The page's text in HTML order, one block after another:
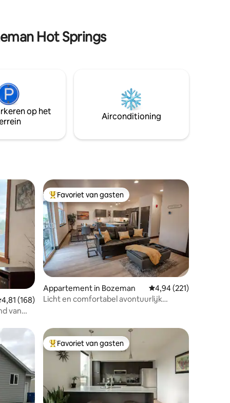
parkeerplaats en een doordachte
inrichting van de accommodatie zorgen
Hot Springs
op het
Airconditioning
beoordeling van 4,81 uit 5, 168 recensies
4,81 (168)
van
Topfavoriet van gasten
Favoriet van gasten
Appartement in Bozeman Gemiddelde
4,94 (221)
Licht en comfortabel avontuurlijk
Topfavoriet van gasten
Favoriet van gasten